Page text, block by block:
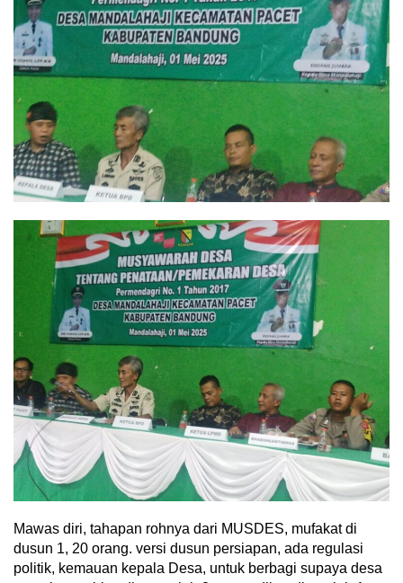
Mawas diri, tahapan rohnya dari MUSDES, mufakat di
dusun 1, 20 orang. versi dusun persiapan, ada regulasi
politik, kemauan kepala Desa, untuk berbagi supaya desa